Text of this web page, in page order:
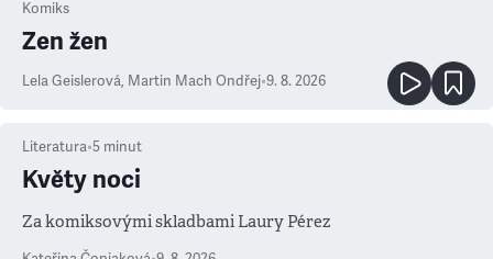
Komiks
Zen žen
Lela Geislerová, Martin Mach Ondřej•9. 8. 2026
Literatura•5 minut
Květy noci
Za komiksovými skladbami Laury Pérez